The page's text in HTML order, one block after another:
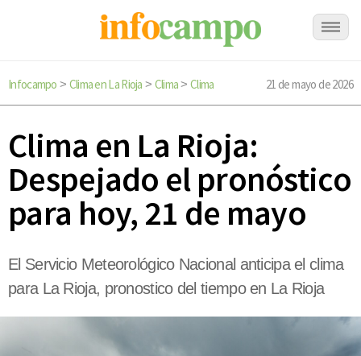
Infocampo > Clima en La Rioja > Clima>Clima 21 de mayo de 2026
Clima en La Rioja:
Despejado el pronóstico
para hoy, 21 de mayo
El Servicio Meteorológico Nacional anticipa el clima
para La Rioja, pronostico del tiempo en La Rioja